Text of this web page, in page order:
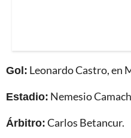
Gol: Leonardo Castro, en
Estadio: Nemesio
Árbitro:Carlos Betancur.